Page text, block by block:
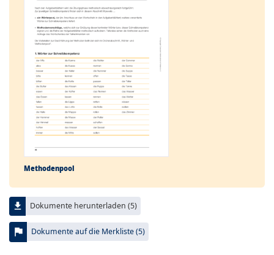
Methodenpool
file_download Dokumente herunterladen (5)
flag Dokumente auf die Merkliste (5)